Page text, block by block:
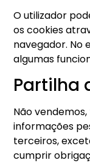
O utilizador
os cookies
navegador. No
algumas
Partilha
Não
informações
terceiros,
cumprir